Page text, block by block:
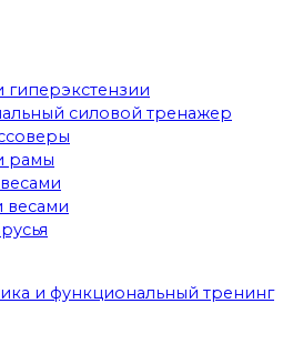
гиперэкстензии
силовой тренажер
рамы
весами
и функциональный тренинг